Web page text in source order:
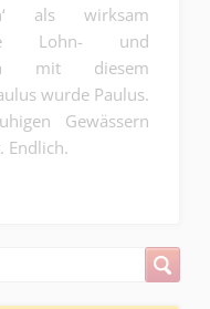
als wirksam
Lohn- und
mit diesem
wurde Paulus.
Gewässern
Endlich.